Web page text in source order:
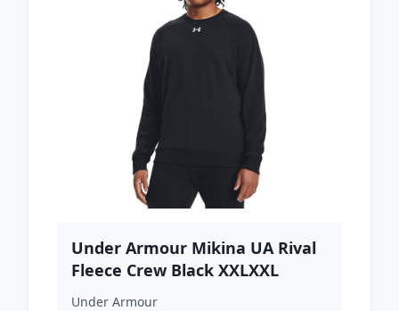
Under Armour Mikina UA Rival
Fleece Crew Black XXLXXL
Under Armour